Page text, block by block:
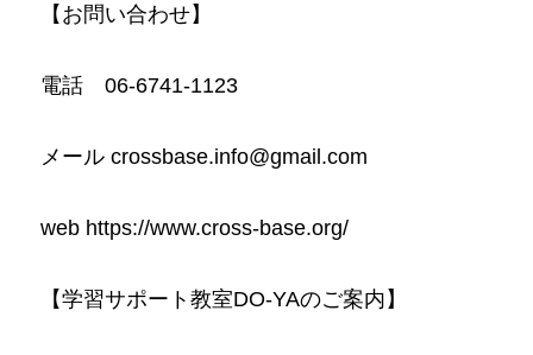
【お問い合わせ】
電話　06-6741-1123
メール crossbase.info@gmail.com
web https://www.cross-base.org/
【学習サポート教室DO-YAのご案内】